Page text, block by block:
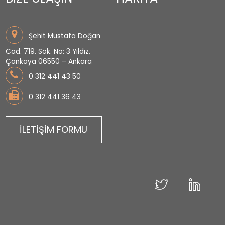
Şehit Mustafa Doğan
Cad. 719. Sok. No: 3 Yıldız,
Çankaya 06550 – Ankara
0 312 441 43 50
0 312 441 36 43
İLETİŞİM FORMU